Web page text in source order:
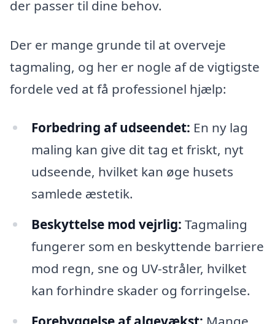
der passer til dine behov.
Der er mange grunde til at overveje
tagmaling, og her er nogle af de vigtigste
fordele ved at få professionel hjælp:
Forbedring af udseendet: En ny lag
maling kan give dit tag et friskt, nyt
udseende, hvilket kan øge husets
samlede æstetik.
Beskyttelse mod vejrlig: Tagmaling
fungerer som en beskyttende barriere
mod regn, sne og UV-stråler, hvilket
kan forhindre skader og forringelse.